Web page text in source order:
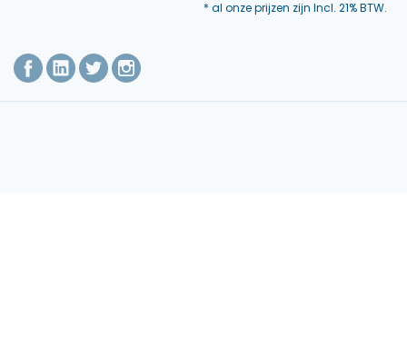
* al onze prijzen zijn Incl. 21% BTW.